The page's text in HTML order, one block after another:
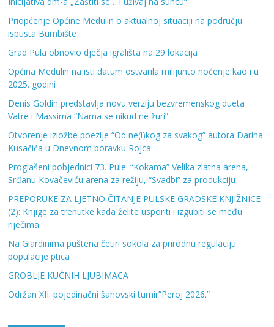
Priopćenje Općine Medulin o aktualnoj situaciji na području
ispusta Bumbište
Grad Pula obnovio dječja igrališta na 29 lokacija
Općina Medulin na isti datum ostvarila milijunto noćenje kao i u
2025. godini
Denis Goldin predstavlja novu verziju bezvremenskog dueta
Vatre i Massima “Nama se nikud ne žuri”
Otvorenje izložbe poezije “Od ne(i)kog za svakog” autora Darina
Kusačića u Dnevnom boravku Rojca
Proglašeni pobjednici 73. Pule: “Kokama” Velika zlatna arena,
Srđanu Kovačeviću arena za režiju, “Svadbi” za produkciju
PREPORUKE ZA LJETNO ČITANJE PULSKE GRADSKE KNJIŽNICE
(2): Knjige za trenutke kada želite usporiti i izgubiti se među
riječima
Na Giardinima puštena četiri sokola za prirodnu regulaciju
populacije ptica
GROBLJE KUĆNIH LJUBIMACA
Održan XII. pojedinačni šahovski turnir”Peroj 2026.”